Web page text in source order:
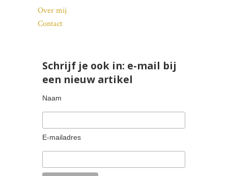
Over mij
Contact
Schrijf je ook in: e-mail bij
een nieuw artikel
Naam
E-mailadres